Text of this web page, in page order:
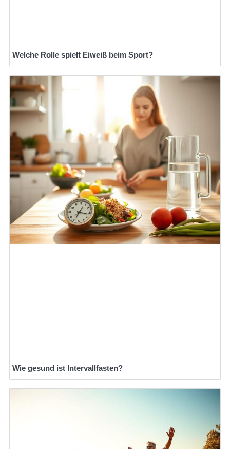
Welche Rolle spielt Eiweiß beim Sport?
Wie gesund ist Intervallfasten?